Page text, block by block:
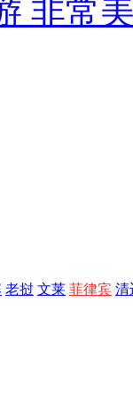
非常
老挝 文莱 菲律宾 清